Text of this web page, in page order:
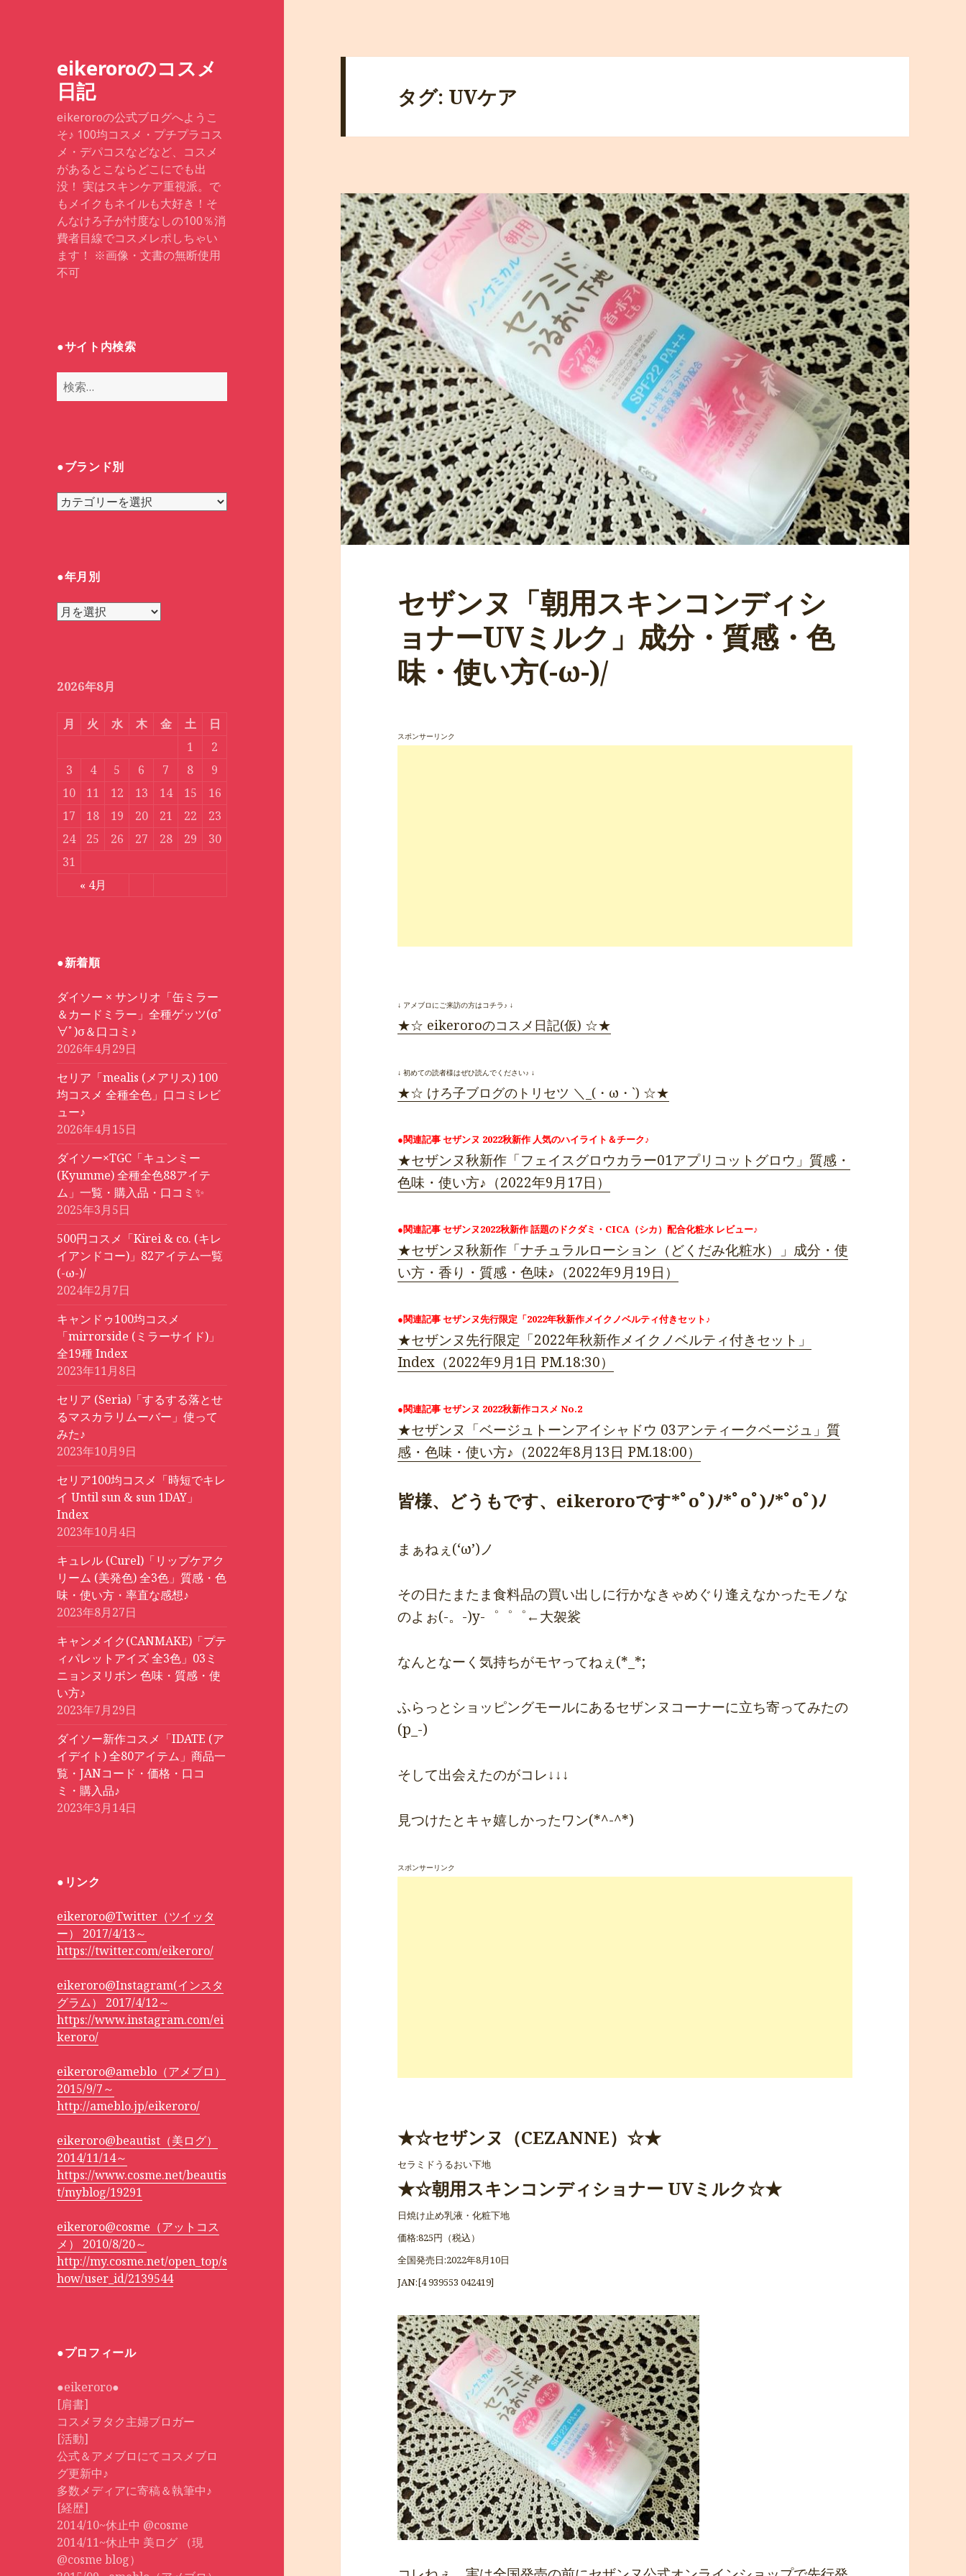
eikeroroのコスメ
日記
eikeroroの公式ブログへようこ
そ♪ 100均コスメ・プチプラコス
メ・デパコスなどなど、コスメ
があるとこならどこにでも出
没！ 実はスキンケア重視派。で
もメイクもネイルも大好き！そ
んなけろ子が忖度なしの100％消
費者目線でコスメレポしちゃい
ます！ ※画像・文書の無断使用
不可
●サイト内検索
検
索
●ブランド別
●
ド
●年月別
●
2026年8月
月 火 水 木 金 土 日
« 4月
1
2
3
4 5 6 7 8
9
10
11 12 13 14 15
16
17
18 19 20 21 22
23
24
25 26 27 28 29
30
31
●新着順
ダイソー × サンリオ「缶ミラー
＆カードミラー」全種ゲッツ(σﾟ
∀ﾟ)σ＆口コミ♪
2026年4月29日
セリア「mealis (メアリス) 100
均コスメ 全種全色」口コミレビ
ュー♪
2026年4月15日
ダイソー×TGC「キュンミー
(Kyumme) 全種全色88アイテ
ム」一覧・購入品・口コミ✨
2025年3月5日
500円コスメ「Kirei & co. (キレ
イアンドコー)」82アイテム一覧
(-ω-)/
2024年2月7日
キャンドゥ100均コスメ
「mirrorside (ミラーサイド)」
全19種 Index
2023年11月8日
セリア (Seria)「するする落とせ
るマスカラリムーバー」使って
みた♪
2023年10月9日
セリア100均コスメ「時短でキレ
イ Until sun & sun 1DAY」
Index
2023年10月4日
キュレル (Curel)「リップケアク
リーム (美発色) 全3色」質感・色
味・使い方・率直な感想♪
2023年8月27日
キャンメイク(CANMAKE)「プテ
ィパレットアイズ 全3色」03ミ
ニョンヌリボン 色味・質感・使
い方♪
2023年7月29日
ダイソー新作コスメ「IDATE (ア
イデイト) 全80アイテム」商品一
覧・JANコード・価格・口コ
ミ・購入品♪
2023年3月14日
●リンク
eikeroro@Twitter（ツイッタ
ー） 2017/4/13～
https://twitter.com/eikeroro/
eikeroro@Instagram(インスタ
グラム） 2017/4/12～
https://www.instagram.com/ei
keroro/
eikeroro@ameblo（アメブロ）
2015/9/7～
http://ameblo.jp/eikeroro/
eikeroro@beautist（美ログ）
2014/11/14～
https://www.cosme.net/beautis
t/myblog/19291
eikeroro@cosme（アットコス
メ） 2010/8/20～
http://my.cosme.net/open_top/s
how/user_id/2139544
●プロフィール
●eikeroro●
[肩書]
コスメヲタク主婦ブロガー
[活動]
公式＆アメブロにてコスメブロ
グ更新中♪
多数メディアに寄稿＆執筆中♪
[経歴]
2014/10~休止中 @cosme
2014/11~休止中 美ログ （現
@cosme blog）
タグ: UVケア
セザンヌ「朝用スキンコンディシ
ョナーUVミルク」成分・質感・色
味・使い方(-ω-)/
スポンサーリンク
↓ アメブロにご来訪の方はコチラ♪ ↓
★☆ eikeroroのコスメ日記(仮) ☆★
↓ 初めての読者様はぜひ読んでください♪ ↓
★☆ けろ子ブログのトリセツ ＼_(・ω・`) ☆★
●関連記事 セザンヌ 2022秋新作 人気のハイライト＆チーク♪
★セザンヌ秋新作「フェイスグロウカラー01アプリコットグロウ」質感・
色味・使い方♪（2022年9月17日）
●関連記事 セザンヌ2022秋新作 話題のドクダミ・CICA（シカ）配合化粧水 レビュー♪
★セザンヌ秋新作「ナチュラルローション（どくだみ化粧水）」成分・使
い方・香り・質感・色味♪（2022年9月19日）
●関連記事 セザンヌ先行限定「2022年秋新作メイクノベルティ付きセット♪
★セザンヌ先行限定「2022年秋新作メイクノベルティ付きセット」
Index（2022年9月1日 PM.18:30）
●関連記事 セザンヌ 2022秋新作コスメ No.2
★セザンヌ「ベージュトーンアイシャドウ 03アンティークベージュ」質
感・色味・使い方♪（2022年8月13日 PM.18:00）
皆様、どうもです、eikeroroです*ﾟoﾟ)ﾉ*ﾟoﾟ)ﾉ*ﾟoﾟ)ﾉ
まぁねぇ(‘ω’)ノ
その日たまたま食料品の買い出しに行かなきゃめぐり逢えなかったモノな
のよぉ(-。-)y-゜゜゜←大袈裟
なんとなーく気持ちがモヤってねぇ(*_*;
ふらっとショッピングモールにあるセザンヌコーナーに立ち寄ってみたの
(p_-)
そして出会えたのがコレ↓↓↓
見つけたとキャ嬉しかったワン(*^-^*)
スポンサーリンク
★☆セザンヌ（CEZANNE）☆★
セラミドうるおい下地
★☆朝用スキンコンディショナー UVミルク☆★
日焼け止め乳液・化粧下地
価格:825円（税込）
全国発売日:2022年8月10日
JAN:[4 939553 042419]